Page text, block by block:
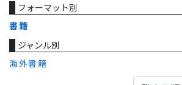
フォーマット別
書籍
ジャンル別
海外書籍